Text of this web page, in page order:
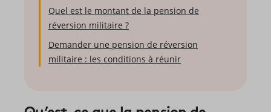
Quel est le montant de la pension de
réversion militaire ?
Demander une pension de réversion
militaire : les conditions à réunir